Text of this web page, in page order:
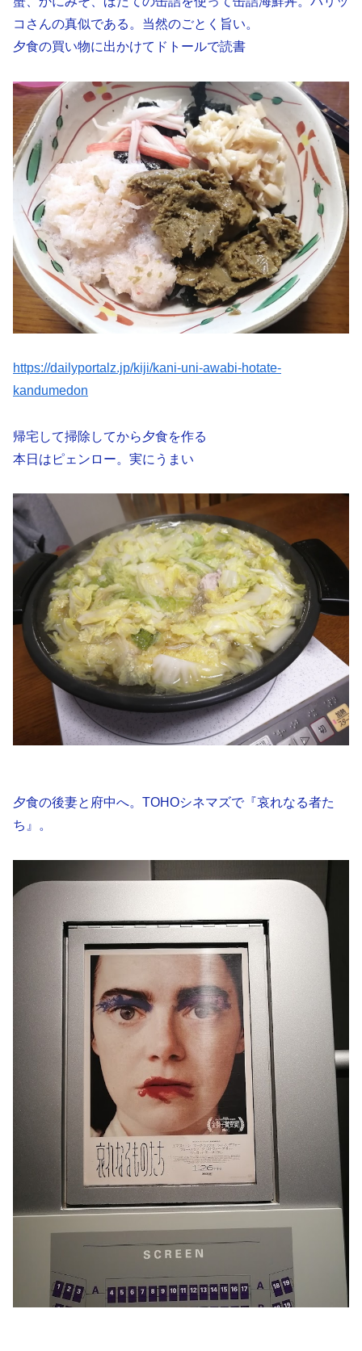
コさんの真似である。当然のごとく旨い。
夕食の買い物に出かけてドトールで読書
https://dailyportalz.jp/kiji/kani-uni-awabi-hotate-
kandumedon
帰宅して掃除してから夕食を作る
本日はピェンロー。実にうまい
夕食の後妻と府中へ。TOHOシネマズで『哀れなる者た
ち』。